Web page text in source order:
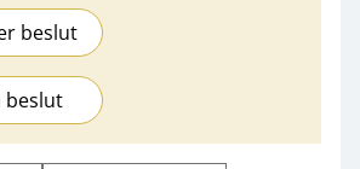
beslut
beslut